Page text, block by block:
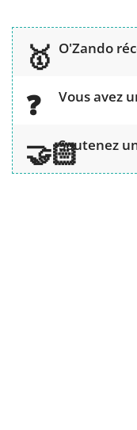
O'Zando
Vous avez
Soutenez